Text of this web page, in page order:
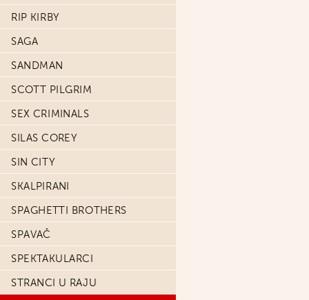
RIP KIRBY
SAGA
SANDMAN
SCOTT PILGRIM
SEX CRIMINALS
SILAS COREY
SIN CITY
SKALPIRANI
SPAGHETTI BROTHERS
SPAVAČ
SPEKTAKULARCI
STRANCI U RAJU